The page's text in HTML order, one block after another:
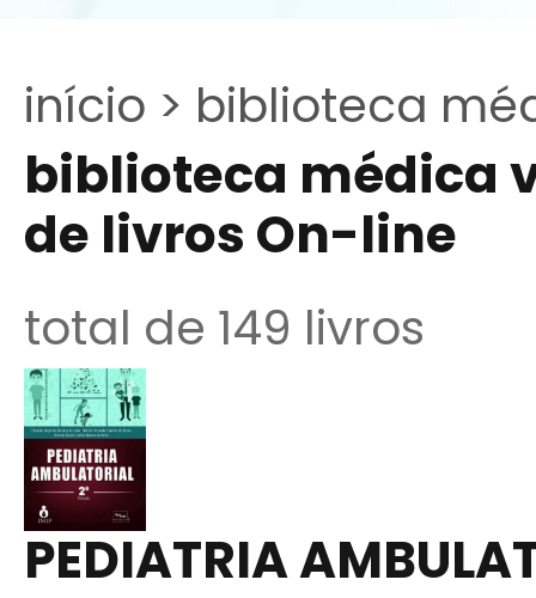
início > biblioteca
biblioteca médica
de livros On-line
total de 149 livros
PEDIATRIA